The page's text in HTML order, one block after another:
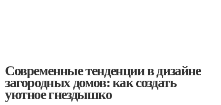
Современные тенденции в дизайне
загородных домов: как создать
уютное гнездышко